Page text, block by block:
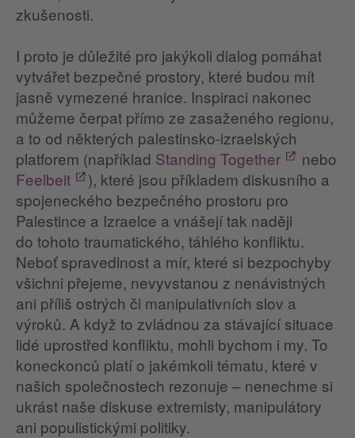
zkušenosti.
I proto je důležité pro jakýkoli dialog pomáhat
vytvářet bezpečné prostory, které budou mít
jasně vymezené hranice. Inspiraci nakonec
můžeme čerpat přímo ze zasaženého regionu,
a to od některých palestinsko-izraelských
platforem (například Standing Together
nebo
Feelbeit
), které jsou příkladem diskusního a
spojeneckého bezpečného prostoru pro
Palestince a Izraelce a vnášejí tak naději
do tohoto traumatického, táhlého konfliktu.
Neboť spravedlnost a mír, které si bezpochyby
všichni přejeme, nevyvstanou z nenávistných
ani příliš ostrých či manipulativních slov a
výroků. A když to zvládnou za stávající situace
lidé uprostřed konfliktu, mohli bychom i my. To
koneckonců platí o jakémkoli tématu, které v
našich společnostech rezonuje – nenechme si
ukrást naše diskuse extremisty, manipulátory
ani populistickými politiky.